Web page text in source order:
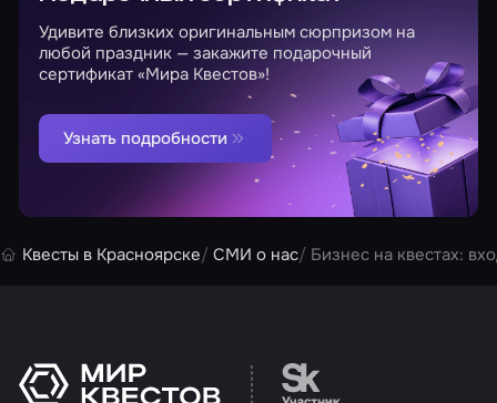
Удивите близких оригинальным сюрпризом на
любой праздник — закажите подарочный
сертификат «Мира Квестов»!
Узнать подробности
Квесты в Красноярске СМИ о нас Бизнес на квестах:
Перейти на сайт